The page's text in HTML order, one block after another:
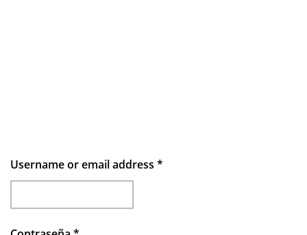
Username or email address *